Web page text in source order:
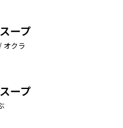
ープ
オクラ
ープ